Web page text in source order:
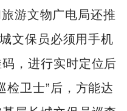
游文物广电局还推
文保员必须用手机
，进行实时定位后
检卫士”后，方能达